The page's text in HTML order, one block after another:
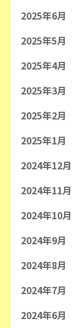
2025年6月
2025年5月
2025年4月
2025年3月
2025年2月
2025年1月
2024年12月
2024年11月
2024年10月
2024年9月
2024年8月
2024年7月
2024年6月